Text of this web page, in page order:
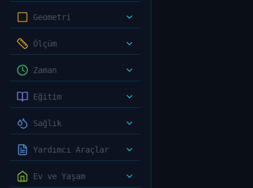
Geometri
Ölçüm
Zaman
Eğitim
Sağlık
Yardımcı Araçlar
Ev ve Yaşam